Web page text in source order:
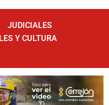
JUDICIALES
Y CULTURA